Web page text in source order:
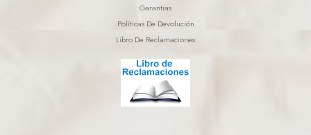
Garantias
Políticas De Devolución
Libro De Reclamaciones